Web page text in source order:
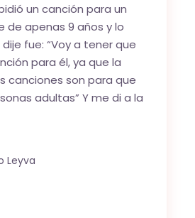
un canción para un
de apenas 9 años y lo
fue: “Voy a tener que
para él, ya que la
canciones son para que
adultas” Y me di a la
Leyva